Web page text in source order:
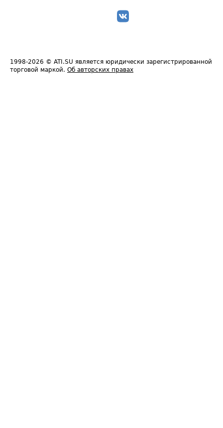
1998-2026 © ATI.SU является юридически зарегистрированной
торговой маркой. Об авторских правах